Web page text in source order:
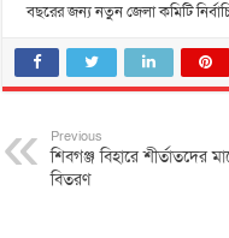
বছরের জন্য নতুন জেলা কমিটি
Previous
শিবগঞ্জ বিহারে শীর্তাতদের
বিতরণ